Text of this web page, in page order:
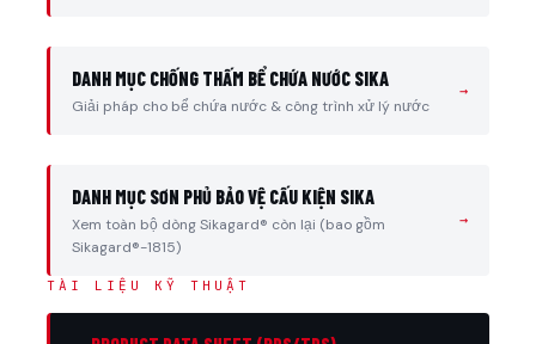
DANH MỤC CHỐNG THẤM BỂ CHỨA NƯỚC SIKA
Giải pháp cho bể chứa nước & công trình xử lý nước
→
DANH MỤC SƠN PHỦ BẢO VỆ CẤU KIỆN SIKA
Xem toàn bộ dòng Sikagard® còn lại (bao gồm
Sikagard®-1815)
→
TÀI LIỆU KỸ THUẬT